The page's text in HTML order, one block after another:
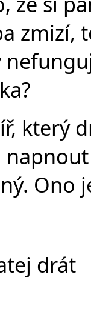
zmizí,
který
Ono
drát